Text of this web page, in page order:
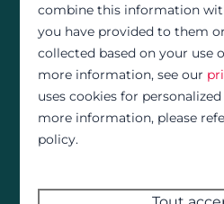
Profitez d'un
Roche-en-
Notre aire de camping-
Ardennes belges, est
minutes en voiture (ou 30
combine this information
you have provided to them
collected based on your use
more information, see our
uses cookies for
more information, please
policy.